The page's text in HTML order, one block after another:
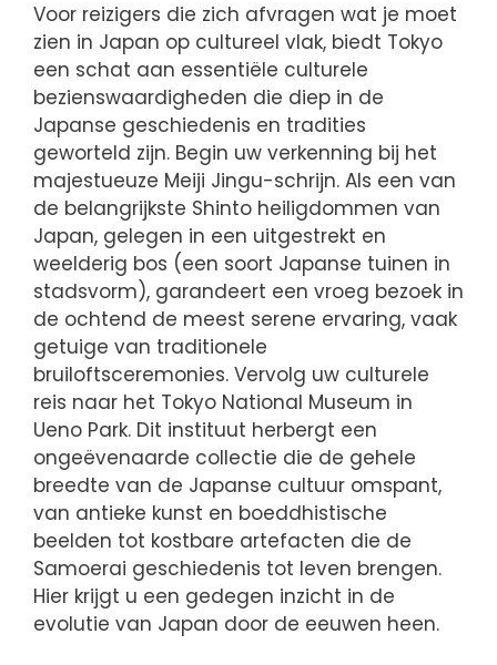
Voor reizigers die zich afvragen wat je moet
zien in Japan op cultureel vlak, biedt Tokyo
een schat aan essentiële culturele
bezienswaardigheden die diep in de
Japanse geschiedenis en tradities
geworteld zijn. Begin uw verkenning bij het
majestueuze Meiji Jingu-schrijn. Als een van
de belangrijkste Shinto heiligdommen van
Japan, gelegen in een uitgestrekt en
weelderig bos (een soort Japanse tuinen in
stadsvorm), garandeert een vroeg bezoek in
de ochtend de meest serene ervaring, vaak
getuige van traditionele
bruiloftsceremonies. Vervolg uw culturele
reis naar het Tokyo National Museum in
Ueno Park. Dit instituut herbergt een
ongeëvenaarde collectie die de gehele
breedte van de Japanse cultuur omspant,
van antieke kunst en boeddhistische
beelden tot kostbare artefacten die de
Samoerai geschiedenis tot leven brengen.
Hier krijgt u een gedegen inzicht in de
evolutie van Japan door de eeuwen heen.